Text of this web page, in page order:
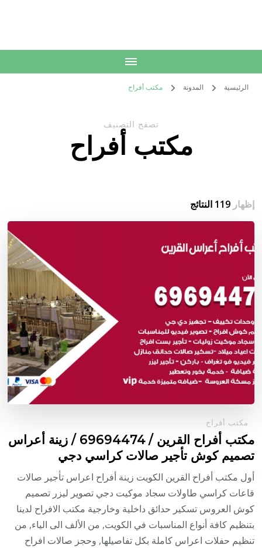
الرئيسية المدونة مكتب أفراح
تصفح التصنيف
مكتب أفراح
إظهار119 النتائج
مكتب أفراح
مكتب أفراح القرين / 69694474 / زينة أعراس
تصميم كوش تأجير صالات كراسي دجي
أول مكتب أفراح القرين الكويت زينة أفراح اعراس تأجير صالات
قاعات كراسي طاولات سجاد موكيت دجي تصوير ليزر تصميم
كوش العروس تسكير حدائق داخلية وخارجية مكتب الافراح لدينا
بتنظيم كافة أنواع المناسبات في الكويت, من الألف الى الياء, من
تنظيم حفلات اعراس كاملة بكل تفاصيلها, وحجز صالات افراح